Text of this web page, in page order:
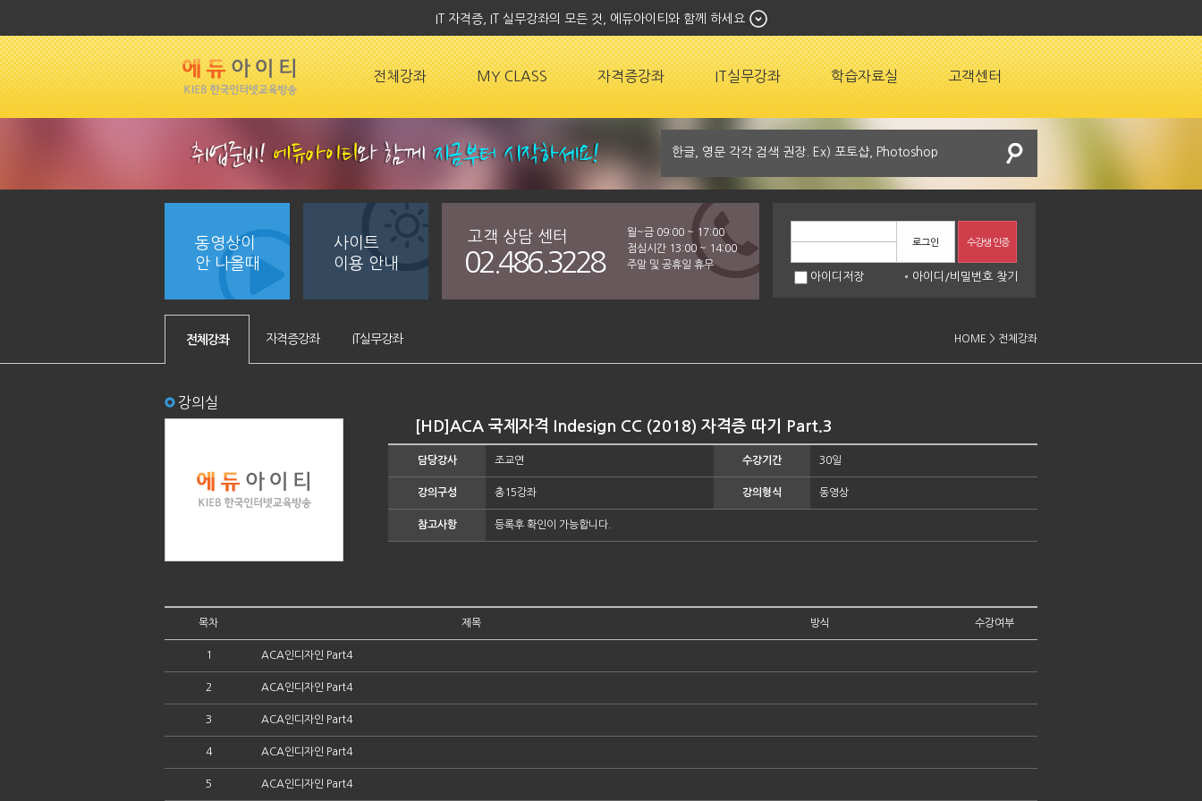
IT 자격증, IT 실무강좌의 모든 것, 에듀아이티와 함께 하세요
전체강좌 MY CLASS 자격증강좌 IT실무강좌 학습자료실 고객센터
동영상이
안 나올때
사이트
이용 안내
고객 상담 센터
02.486.3228
월~금 09:00 ~ 17:00
점심시간 13:00 ~ 14:00
주말 및 공휴일 휴무
로그인 수강생 인증
아이디저장 아이디 /비밀번호 찾기
전체강좌 자격증강좌 IT실무강좌 HOME > 전체강좌
강의실
[HD]ACA 국제자격 Indesign CC (2018) 자격증 따기 Part.3
담당강사 조교연 수강기간 30일
강의구성 총15강좌 강의형식 동영상
참고사항 등록후 확인이 가능합니다.
목차 제목 방식 수강여부
1 ACA인디자인 Part4
2 ACA인디자인 Part4
3 ACA인디자인 Part4
4 ACA인디자인 Part4
5 ACA인디자인 Part4